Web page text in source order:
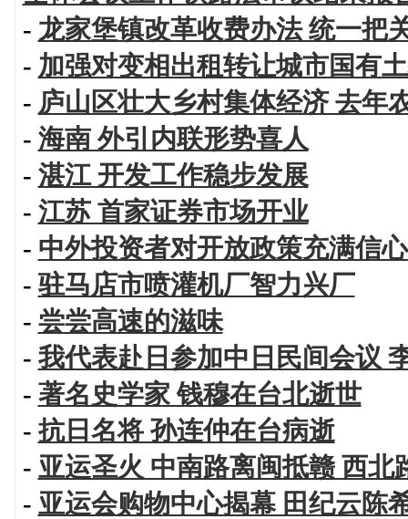
- 龙家堡镇改革收费办法 统一把
- 加强对变相出租转让城市国有
- 庐山区壮大乡村集体经济 去年
- 海南 外引内联形势喜人
- 湛江 开发工作稳步发展
- 江苏 首家证券市场开业
- 中外投资者对开放政策充满信
-驻马店市喷灌机厂智力兴厂
- 尝尝高速的滋味
- 我代表赴日参加中日民间会议
- 著名史学家 钱穆在台北逝世
-抗日名将 孙连仲在台病逝
- 亚运圣火 中南路离闽抵赣 西北
- 亚运会购物中心揭幕 田纪云陈